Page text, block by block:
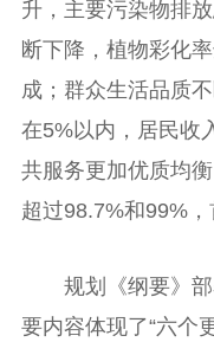
升，主要污染物排
断下降，植物彩化
成；群众生活品质
在5%以内，居民收
共服务更加优质均
超过98.7%和99%，
规划《纲要》
要内容体现了“六个